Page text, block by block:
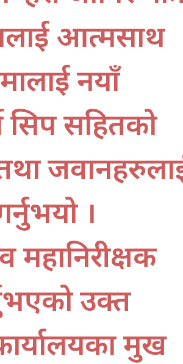
आत्मसाथ
नयाँ
सिप सहितको
तथा
।
महानिरीक्षक
उक्त
प्रमुख